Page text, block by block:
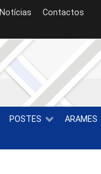
Notícias Contactos
POSTES ARAMES